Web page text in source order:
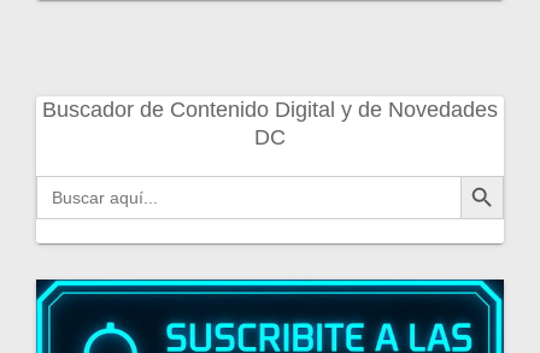
Buscador de Contenido Digital y de Novedades
DC
Buscar: Botón de búsqueda